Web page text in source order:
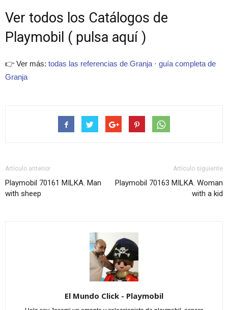
Ver todos los Catálogos de
Playmobil ( pulsa aquí )
👉 Ver más: todas las referencias de Granja· guía completa de
Granja
Artículo anterior
Playmobil 70161 MILKA. Man
with sheep
Artículo siguiente
Playmobil 70163 MILKA. Woman
with a kid
El Mundo Click - Playmobil